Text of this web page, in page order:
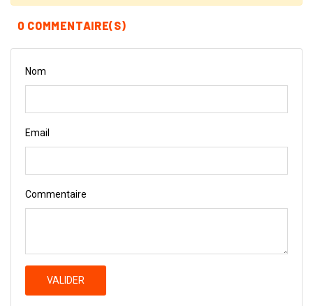
0 COMMENTAIRE(S)
Nom
Email
Commentaire
VALIDER